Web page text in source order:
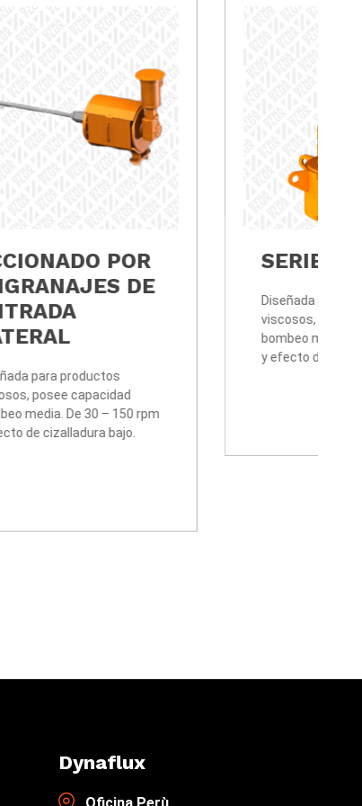
ACCIONADO POR
ENGRANAJES DE
Diseñada para productos
viscosos, posee capacidad
bombeo media. De 30 – 150 rpm
y efecto de cizalladura bajo.
Dynaflux